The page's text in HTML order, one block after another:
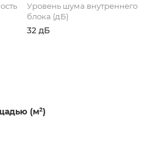
Уровень шума внутреннего
блока (дБ)
32 дБ
(м²)